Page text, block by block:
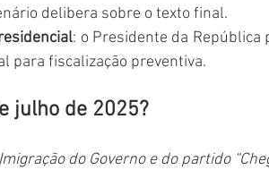
delibera sobre o texto final.
: o Presidente da República
para fiscalização preventiva.
julho de 2025?
do Governo e do partido